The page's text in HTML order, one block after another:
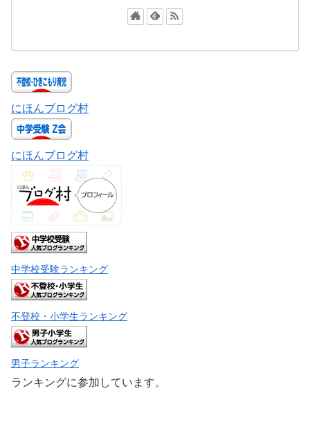
にほんブログ村
にほんブログ村
中学校受験ランキング
不登校・小学生ランキング
男子ランキング
ランキングに参加しています。